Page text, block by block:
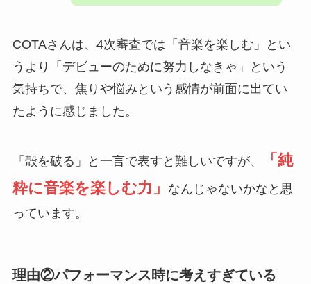
COTAさんは、4次審査では「音楽を楽しむ」とい
うより「デビューのために努力しなきゃ」という
気持ちで、焦りや悩みという感情が前面に出てい
たように感じました。
「殻を破る」と一言で表すと難しいですが、
「純
粋に音楽を楽しむ力」
なんじゃないかなと思
っています。
理由②パフォーマンス時に考えすぎている